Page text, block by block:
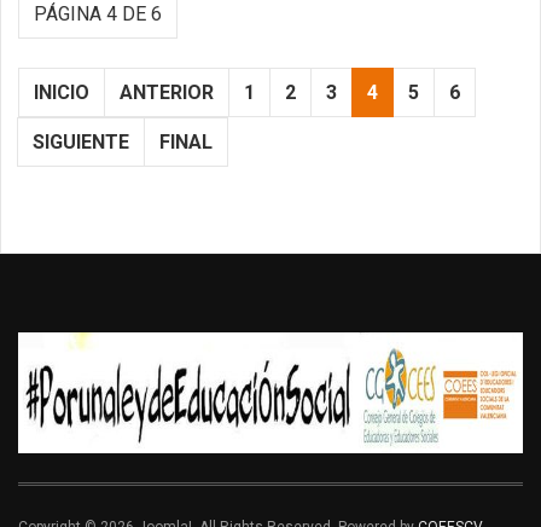
PÁGINA 4 DE 6
INICIO ANTERIOR 1 2 3 4 5 6
SIGUIENTE FINAL